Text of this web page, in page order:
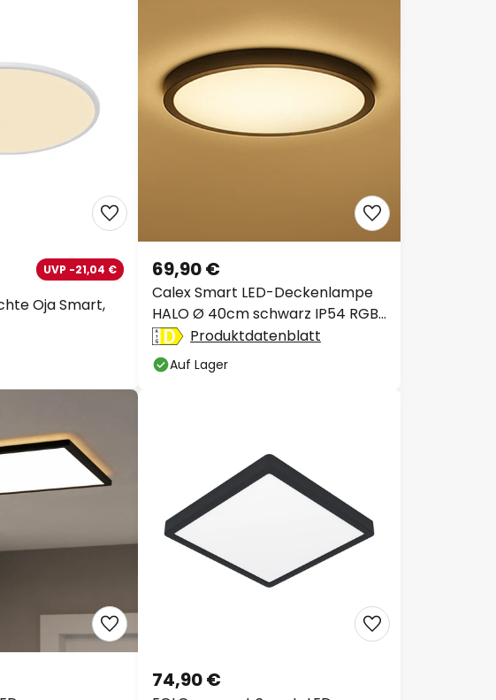
Oja Smart,
UVP -21,04 €
Calex Smart LED-Deckenlampe
HALO Ø 40cm schwarz IP54 RGB
CCT
69,90 €
Produktdatenblatt
Auf Lager
74,90 €